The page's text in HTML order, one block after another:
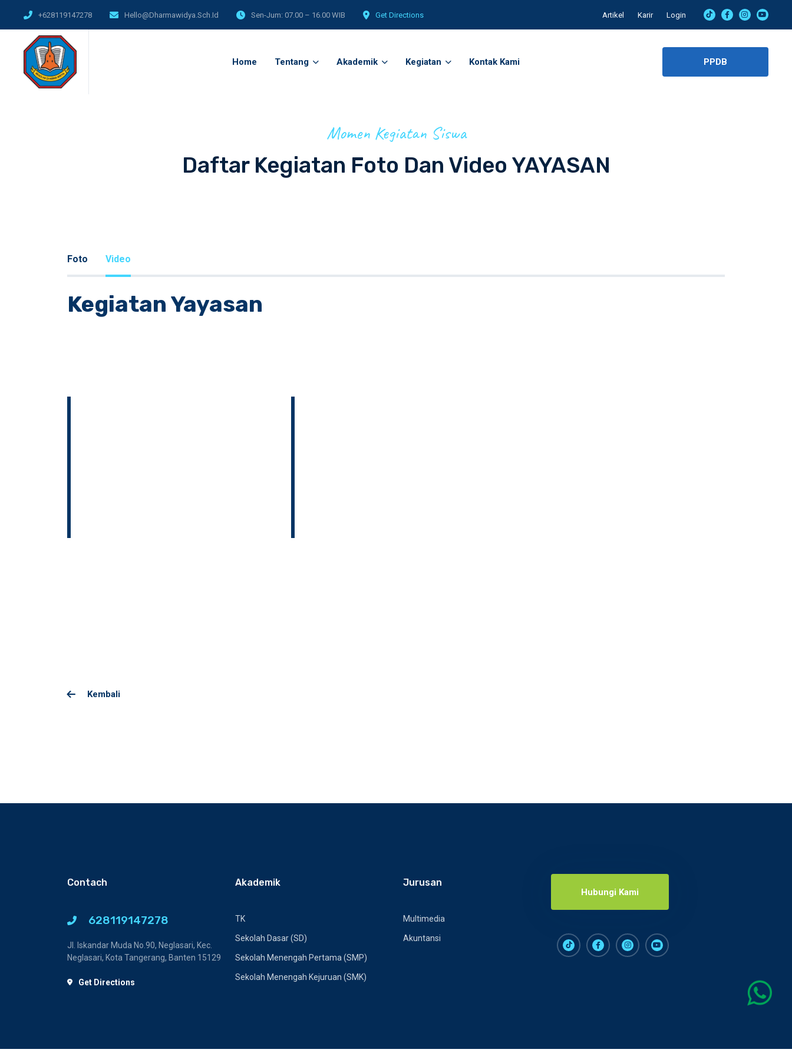
+628119147278 Hello@dharmawidya.sch.id Sen-Jum: 07.00 – 16.00 WIB Get Directions Artikel Karir Login
Home Tentang Akademik Kegiatan Kontak Kami PPDB
Momen Kegiatan Siswa
Daftar Kegiatan Foto Dan Video YAYASAN
Foto Video
Kegiatan Yayasan
Kembali
Contach
628119147278
Jl. Iskandar Muda No.90, Neglasari, Kec.
Neglasari, Kota Tangerang, Banten 15129
Get Directions
Akademik
TK
Sekolah Dasar (SD)
Sekolah Menengah Pertama (SMP)
Sekolah Menengah Kejuruan (SMK)
Jurusan
Multimedia
Akuntansi
Hubungi Kami